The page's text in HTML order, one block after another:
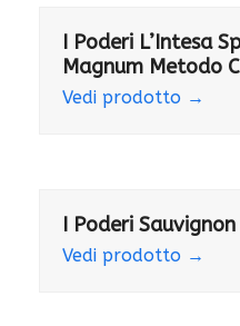
I Poderi L’Intesa
Magnum Metodo
Vedi prodotto →
I Poderi
Vedi prodotto →